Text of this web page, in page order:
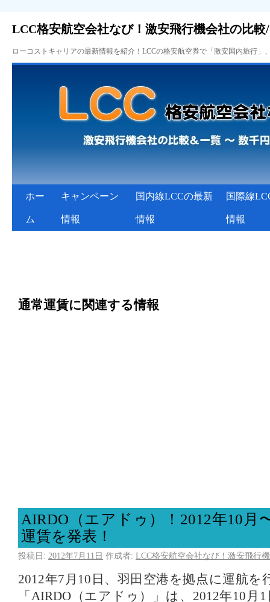
LCC格安航空会社なび！激安飛行機会社の比較
ローコストキャリアの最新情報を紹介！LCCの格安航空券で「激安国内旅行
ホー
ム
キャンペーン
情報
国内線LCCの最新
情報
国際線
情報
通常運賃に関連する情報
AIRDO（エアドゥ）！2012年10月
運賃を発表！
投稿日: 2012年7月11日 作成者: LCC格安航空会社なび！激安飛行
2012年7月10日、羽田空港を拠点に運航を
「AIRDO（エアドゥ）」は、2012年10月